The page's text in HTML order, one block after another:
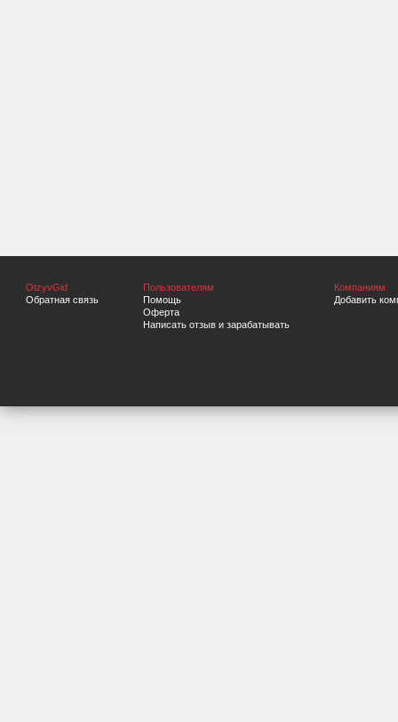
OtzyvGid
Обратная связь
Пользователям
Помощь
Оферта
Написать отзыв и зарабатывать
Компаниям
Добавить